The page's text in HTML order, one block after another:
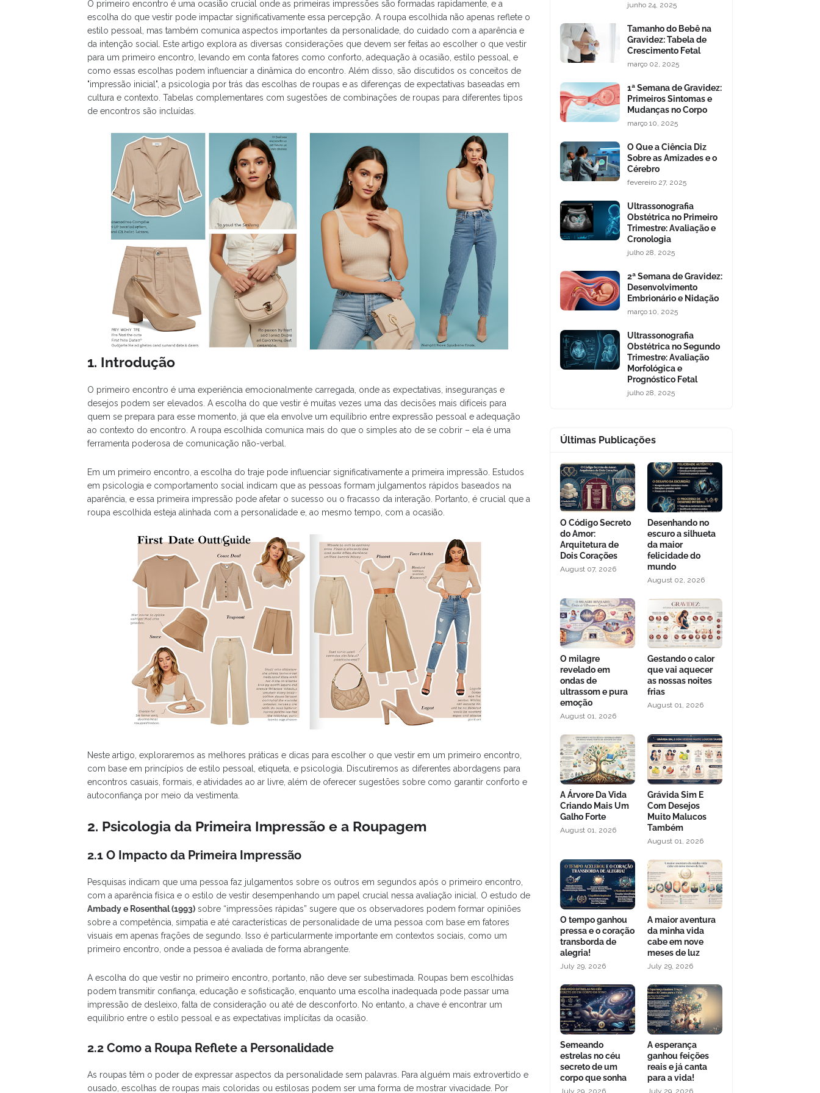
O primeiro encontro é uma ocasião crucial onde as primeiras impressões são formadas rapidamente, e a
escolha do que vestir pode impactar significativamente essa percepção. A roupa escolhida não apenas reflete o
estilo pessoal, mas também comunica aspectos importantes da personalidade, do cuidado com a aparência e
da intenção social. Este artigo explora as diversas considerações que devem ser feitas ao escolher o que vestir
para um primeiro encontro, levando em conta fatores como conforto, adequação à ocasião, estilo pessoal, e
como essas escolhas podem influenciar a dinâmica do encontro. Além disso, são discutidos os conceitos de
"impressão inicial", a psicologia por trás das escolhas de roupas e as diferenças de expectativas baseadas em
cultura e contexto. Tabelas complementares com sugestões de combinações de roupas para diferentes tipos
de encontros são incluídas.
1. Introdução
O primeiro encontro é uma experiência emocionalmente carregada, onde as expectativas, inseguranças e
desejos podem ser elevados. A escolha do que vestir é muitas vezes uma das decisões mais difíceis para
quem se prepara para esse momento, já que ela envolve um equilíbrio entre expressão pessoal e adequação
ao contexto do encontro. A roupa escolhida comunica mais do que o simples ato de se cobrir – ela é uma
ferramenta poderosa de comunicação não-verbal.
Em um primeiro encontro, a escolha do traje pode influenciar significativamente a primeira impressão. Estudos
em psicologia e comportamento social indicam que as pessoas formam julgamentos rápidos baseados na
aparência, e essa primeira impressão pode afetar o sucesso ou o fracasso da interação. Portanto, é crucial que a
roupa escolhida esteja alinhada com a personalidade e, ao mesmo tempo, com a ocasião.
Neste artigo, exploraremos as melhores práticas e dicas para escolher o que vestir em um primeiro encontro,
com base em princípios de estilo pessoal, etiqueta, e psicologia. Discutiremos as diferentes abordagens para
encontros casuais, formais, e atividades ao ar livre, além de oferecer sugestões sobre como garantir conforto e
autoconfiança por meio da vestimenta.
2. Psicologia da Primeira Impressão e a Roupagem
2.1 O Impacto da Primeira Impressão
Pesquisas indicam que uma pessoa faz julgamentos sobre os outros em segundos após o primeiro encontro,
com a aparência física e o estilo de vestir desempenhando um papel crucial nessa avaliação inicial. O estudo de
Ambady e Rosenthal (1993) sobre “impressões rápidas” sugere que os observadores podem formar opiniões
sobre a competência, simpatia e até características de personalidade de uma pessoa com base em fatores
visuais em apenas frações de segundo. Isso é particularmente importante em contextos sociais, como um
primeiro encontro, onde a pessoa é avaliada de forma abrangente.
A escolha do que vestir no primeiro encontro, portanto, não deve ser subestimada. Roupas bem escolhidas
podem transmitir confiança, educação e sofisticação, enquanto uma escolha inadequada pode passar uma
impressão de desleixo, falta de consideração ou até de desconforto. No entanto, a chave é encontrar um
equilíbrio entre o estilo pessoal e as expectativas implícitas da ocasião.
2.2 Como a Roupa Reflete a Personalidade
As roupas têm o poder de expressar aspectos da personalidade sem palavras. Para alguém mais extrovertido e
ousado, escolhas de roupas mais coloridas ou estilosas podem ser uma forma de mostrar vivacidade. Por
junho 24, 2025
Tamanho do Bebê na
Gravidez: Tabela de
Crescimento Fetal
março 02, 2025
1ª Semana de Gravidez:
Primeiros Sintomas e
Mudanças no Corpo
março 10, 2025
O Que a Ciência Diz
Sobre as Amizades e o
Cérebro
fevereiro 27, 2025
Ultrassonografia
Obstétrica no Primeiro
Trimestre: Avaliação e
Cronologia
julho 28, 2025
2ª Semana de Gravidez:
Desenvolvimento
Embrionário e Nidação
março 10, 2025
Ultrassonografia
Obstétrica no Segundo
Trimestre: Avaliação
Morfológica e
Prognóstico Fetal
julho 28, 2025
Últimas Publicações
O Código Secreto
do Amor:
Arquitetura de
Dois Corações
August 07, 2026
Desenhando no
escuro a silhueta
da maior
felicidade do
mundo
August 02, 2026
O milagre
revelado em
ondas de
ultrassom e pura
emoção
August 01, 2026
Gestando o calor
que vai aquecer
as nossas noites
frias
August 01, 2026
A Árvore Da Vida
Criando Mais Um
Galho Forte
August 01, 2026
Grávida Sim E
Com Desejos
Muito Malucos
Também
August 01, 2026
O tempo ganhou
pressa e o coração
transborda de
alegria!
July 29, 2026
A maior aventura
da minha vida
cabe em nove
meses de luz
July 29, 2026
Semeando
estrelas no céu
secreto de um
corpo que sonha
July 29, 2026
A esperança
ganhou feições
reais e já canta
para a vida!
July 29, 2026